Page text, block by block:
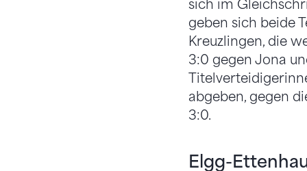
sich im
geben sich beide
Kreuzlingen, die
3:0 gegen Jona
abgeben, gegen
3:0.
Elgg-